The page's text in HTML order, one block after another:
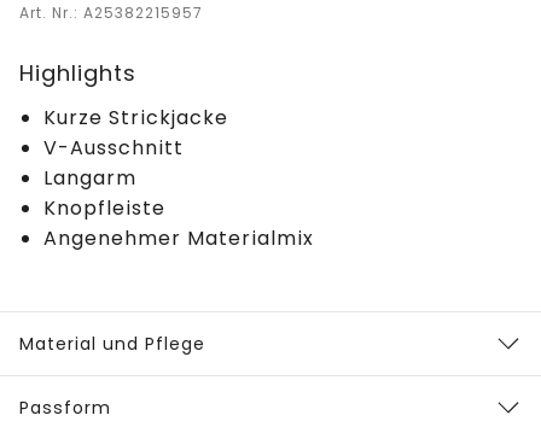
Art. Nr.: A25382215957
Highlights
Kurze Strickjacke
V-Ausschnitt
Langarm
Knopfleiste
Angenehmer Materialmix
Material und Pflege
Passform